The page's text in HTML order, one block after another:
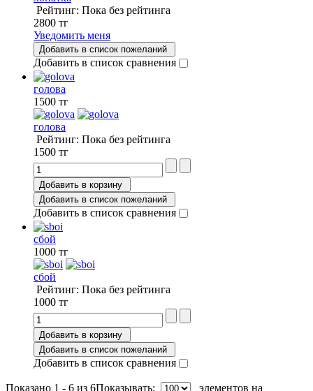
Рейтинг: Пока без рейтинга
2800 тг
Уведомить меня
Добавить в список пожеланий
Добавить в список сравнения
голова
1500 тг
голова
Рейтинг: Пока без рейтинга
1500 тг
Добавить в корзину
Добавить в список пожеланий
Добавить в список сравнения
сбой
1000 тг
сбой
Рейтинг: Пока без рейтинга
1000 тг
Добавить в корзину
Добавить в список пожеланий
Добавить в список сравнения
Показано 1 - 6 из 6Показывать: элементов на